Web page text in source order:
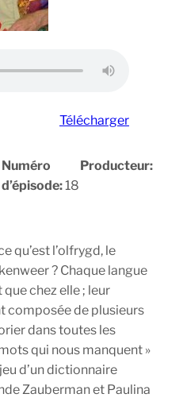
Télécharger
Numéro
d’épisode:18
Producteur:
qu’est l’olfrygd, le
? Chaque langue
chez elle ; leur
composée de plusieurs
dans toutes les
qui nous manquent »
d’un dictionnaire
Zauberman et Paulina